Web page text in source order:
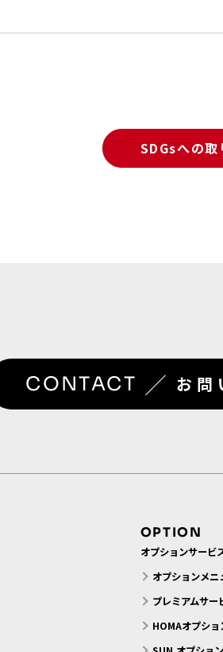
SDGsへの取
CONTACT ／ お問
OPTION
オプションサービ
オプションメニ
プレミアムサー
HOMAオプショ